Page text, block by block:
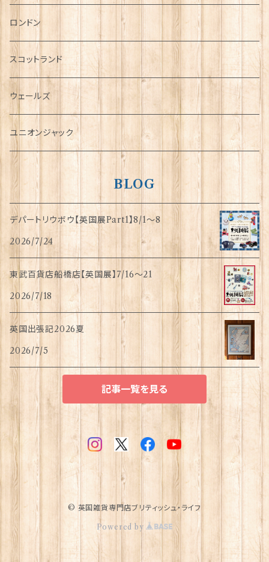
チャーム
犬グッズ
傘
指貫(シンブル)
ロンドン
スコットランド
ウェールズ
ユニオンジャック
BLOG
デパートリウボウ【英国展Part1】8/1〜8
2026/7/24
東武百貨店船橋店【英国展】7/16～21
2026/7/18
英国出張記2026夏
2026/7/5
記事一覧を見る
© 英国雑貨専門店ブリティッシュ・ライフ
Powered by